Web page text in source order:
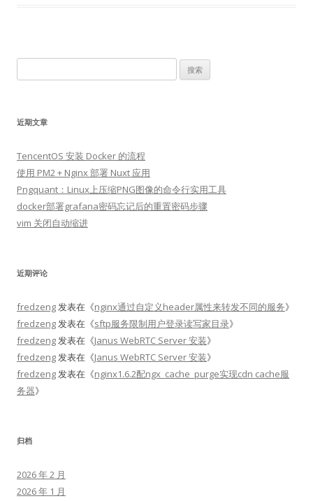
索：
近期文章
TencentOS 安装 Docker 的流程
使用 PM2 + Nginx 部署 Nuxt 应用
Pngquant：Linux上压缩PNG图像的命令行实用工具
docker部署grafana密码忘记后的重置密码步骤
vim 关闭自动缩进
近期评论
fredzeng发表在《nginx通过自定义header属性来转发不同的服务》
fredzeng发表在《sftp服务限制用户登录读写家目录》
fredzeng发表在《Janus WebRTC Server 安装》
fredzeng发表在《Janus WebRTC Server 安装》
fredzeng发表在《nginx1.6.2配ngx_cache_purge实现cdn cache服
务器》
归档
2026 年 2 月
2026 年 1 月